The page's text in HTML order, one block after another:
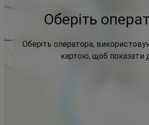
Оберіть
Оберіть оператора,
картою, щоб показати